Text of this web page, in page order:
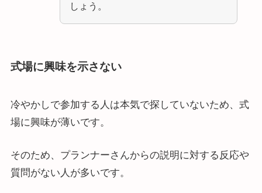
しょう。
式場に興味を示さない
冷やかしで参加する人は本気で探していないため、式
場に興味が薄いです。
そのため、プランナーさんからの説明に対する反応や
質問がない人が多いです。